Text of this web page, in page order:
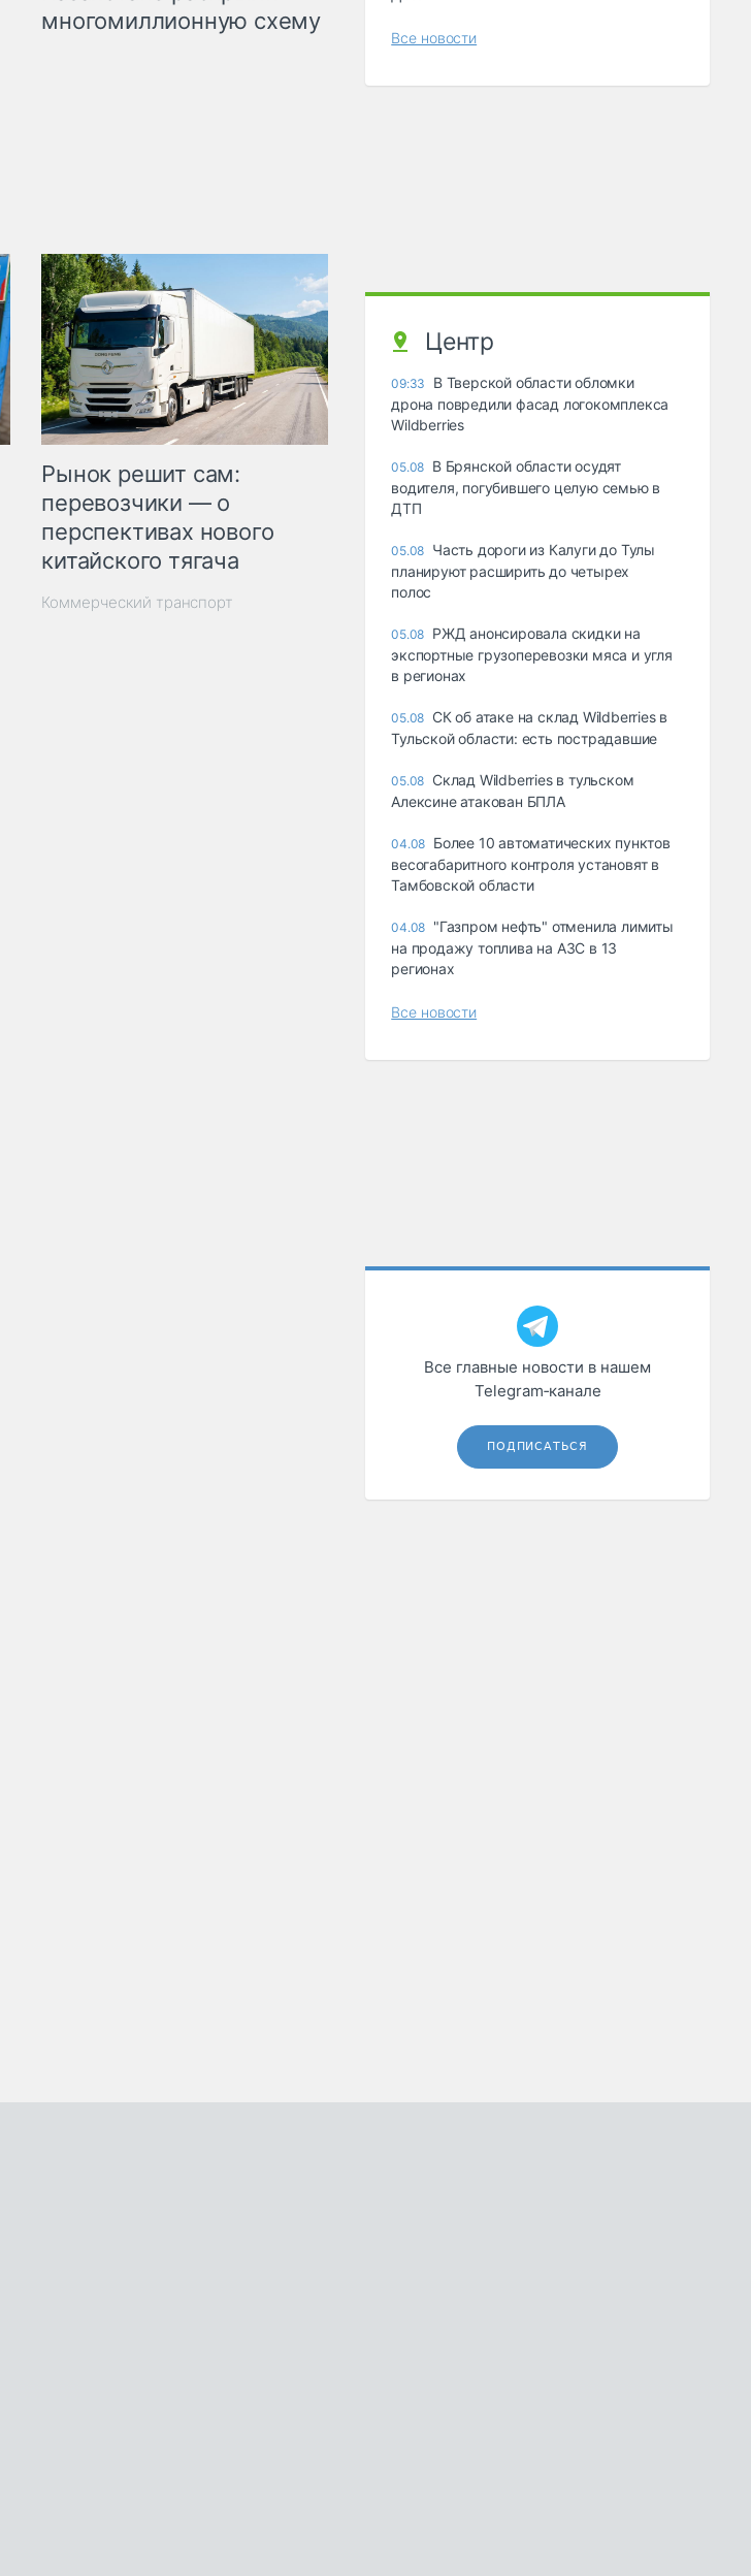
многомиллионную схему
Рынок решит сам:
перевозчики — о
перспективах нового
китайского тягача
Коммерческий транспорт
Все новости
Центр
09:33
В Тверской области обломки
дрона повредили фасад логокомплекса
Wildberries
05.08 В Брянской области осудят
водителя, погубившего целую семью в
ДТП
05.08 Часть дороги из Калуги до Тулы
планируют расширить до четырех
полос
05.08 РЖД анонсировала скидки на
экспортные грузоперевозки мяса и угля
в регионах
05.08 СК об атаке на склад Wildberries в
Тульской области: есть пострадавшие
05.08 Склад Wildberries в тульском
Алексине атакован БПЛА
04.08 Более 10 автоматических пунктов
весогабаритного контроля установят в
Тамбовской области
04.08 "Газпром нефть" отменила лимиты
на продажу топлива на АЗС в 13
регионах
Все новости
Все главные новости в нашем
Telegram‑канале
ПОДПИСАТЬСЯ